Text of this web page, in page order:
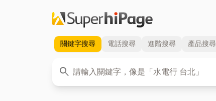
關鍵字搜尋 電話搜尋 進階搜尋 產品搜尋
search
關鍵字